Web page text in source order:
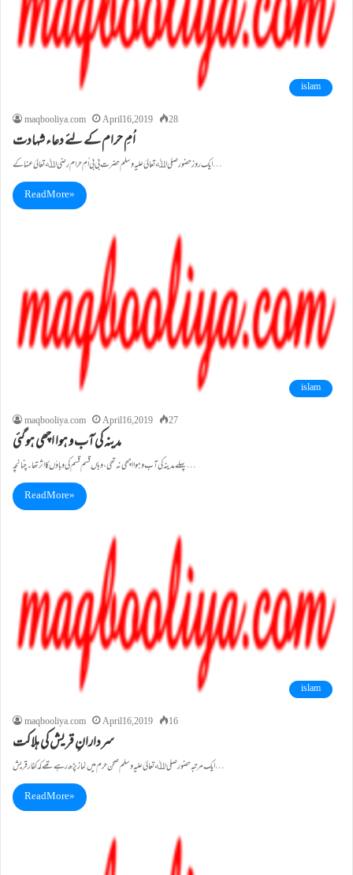
islam
maqbooliya.com
April 16, 2019 28
اُمِ حرام کے لئے دعاء شہادت
ایک روز حضور صلی اﷲ تعالیٰ علیہ وسلم حضرت بی بی اُمِ حرام رضی اﷲ تعالیٰ عنہا کے…
Read More »
islam
maqbooliya.com
April 16, 2019 27
مدینہ کی آب و ہوا اچھی ہو گئی
پہلے مدینہ کی آب و ہوا اچھی نہ تھی، وہاں قسم قسم کی وباؤں کا اثر تھا۔ چنانچہ…
Read More »
islam
maqbooliya.com
April 16, 2019 16
سردارانِ قریش کی ہلاکت
ایک مرتبہ حضور صلی اﷲ تعالیٰ علیہ وسلم صحن حرم میں نماز پڑھ رہے تھے کہ کفار قریش…
Read More »